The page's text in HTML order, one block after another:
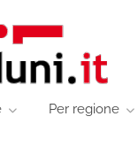
Per regione